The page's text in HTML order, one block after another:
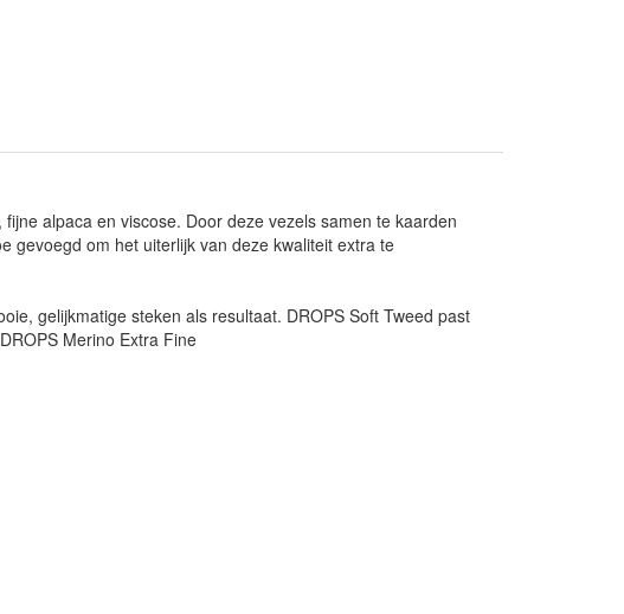
alpaca en viscose. Door deze vezels samen te kaarden
gevoegd om het uiterlijk van deze kwaliteit extra te
gelijkmatige steken als resultaat. DROPS Soft Tweed past
Merino Extra Fine